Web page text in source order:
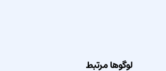
لوگوها مرتبط